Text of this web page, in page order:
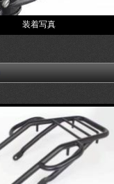
装着写真